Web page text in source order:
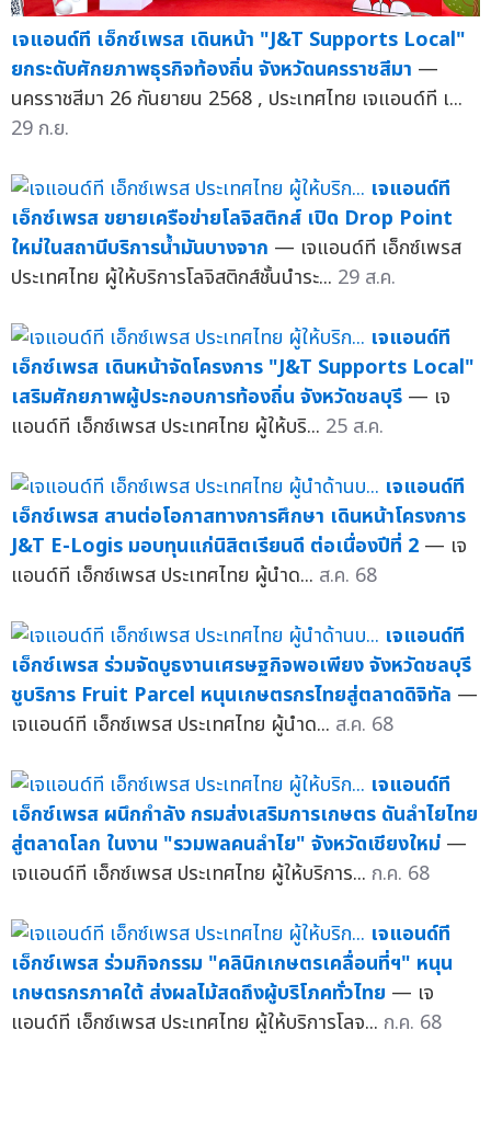
เจแอนด์ที เอ็กซ์เพรส เดินหน้า "J&T Supports Local"
ยกระดับศักยภาพธุรกิจท้องถิ่น จังหวัดนครราชสีมา —
นครราชสีมา 26 กันยายน 2568 , ประเทศไทย เจแอนด์ที เ...
29 ก.ย.
เจแอนด์ที
เอ็กซ์เพรส ขยายเครือข่ายโลจิสติกส์ เปิด Drop Point
ใหม่ในสถานีบริการน้ำมันบางจาก — เจแอนด์ที เอ็กซ์เพรส
ประเทศไทย ผู้ให้บริการโลจิสติกส์ชั้นนำระ... 29 ส.ค.
เจแอนด์ที
เอ็กซ์เพรส เดินหน้าจัดโครงการ "J&T Supports Local"
เสริมศักยภาพผู้ประกอบการท้องถิ่น จังหวัดชลบุรี — เจ
แอนด์ที เอ็กซ์เพรส ประเทศไทย ผู้ให้บริ... 25 ส.ค.
เจแอนด์ที
เอ็กซ์เพรส สานต่อโอกาสทางการศึกษา เดินหน้าโครงการ
J&T E-Logis มอบทุนแก่นิสิตเรียนดี ต่อเนื่องปีที่ 2 — เจ
แอนด์ที เอ็กซ์เพรส ประเทศไทย ผู้นำด... ส.ค. 68
เจแอนด์ที
เอ็กซ์เพรส ร่วมจัดบูธงานเศรษฐกิจพอเพียง จังหวัดชลบุรี
ชูบริการ Fruit Parcel หนุนเกษตรกรไทยสู่ตลาดดิจิทัล —
เจแอนด์ที เอ็กซ์เพรส ประเทศไทย ผู้นำด... ส.ค. 68
เจแอนด์ที
เอ็กซ์เพรส ผนึกกำลัง กรมส่งเสริมการเกษตร ดันลำไยไทย
สู่ตลาดโลก ในงาน "รวมพลคนลำไย" จังหวัดเชียงใหม่ —
เจแอนด์ที เอ็กซ์เพรส ประเทศไทย ผู้ให้บริการ... ก.ค. 68
เจแอนด์ที
เอ็กซ์เพรส ร่วมกิจกรรม "คลินิกเกษตรเคลื่อนที่ฯ" หนุน
เกษตรกรภาคใต้ ส่งผลไม้สดถึงผู้บริโภคทั่วไทย — เจ
แอนด์ที เอ็กซ์เพรส ประเทศไทย ผู้ให้บริการโลจ... ก.ค. 68